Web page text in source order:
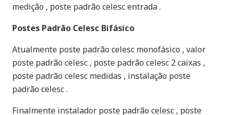
medição , poste padrão celesc entrada .
Postes Padrão Celesc Bifásico
Atualmente poste padrão celesc monofásico , valor
poste padrão celesc , poste padrão celesc 2 caixas ,
poste padrão celesc medidas , instalação poste
padrão celesc .
Finalmente instalador poste padrão celesc , poste